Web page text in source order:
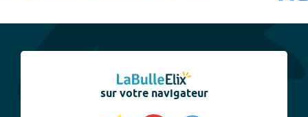
sur votre navigateur